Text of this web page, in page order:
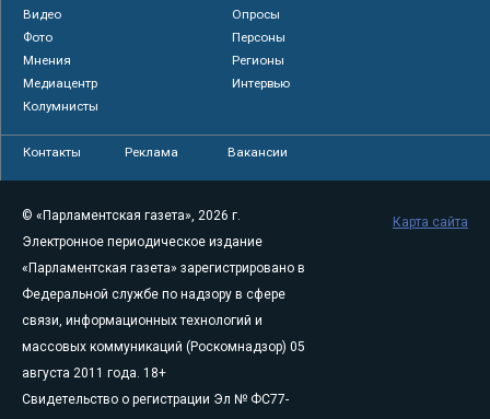
Видео
Опросы
Фото
Персоны
Мнения
Регионы
Медиацентр
Интервью
Колумнисты
Контакты Реклама Вакансии
© «Парламентская газета», 2026 г.
Электронное периодическое издание
«Парламентская газета» зарегистрировано в
Федеральной службе по надзору в сфере
связи, информационных технологий и
массовых коммуникаций (Роскомнадзор) 05
августа 2011 года. 18+
Свидетельство о регистрации Эл № ФС77-
Карта сайта